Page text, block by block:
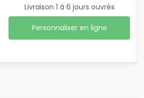
Livraison 1 à 6 jours ouvrés
Personnaliser en ligne